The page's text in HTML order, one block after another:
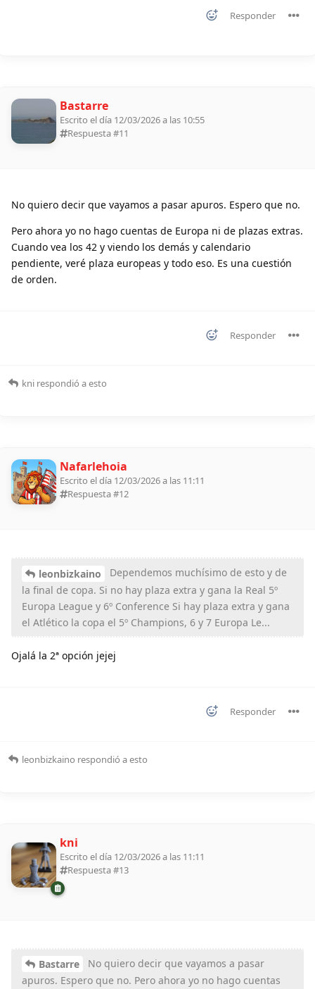
Responder
Bastarre
Escrito el día 12/03/2026 a las 10:55
Respuesta #11
No quiero decir que vayamos a pasar apuros. Espero que no.
Pero ahora yo no hago cuentas de Europa ni de plazas extras.
Cuando vea los 42 y viendo los demás y calendario
pendiente, veré plaza europeas y todo eso. Es una cuestión
de orden.
Responder
kni respondió a esto
Nafarlehoia
Escrito el día 12/03/2026 a las 11:11
Respuesta #12
leonbizkaino
Dependemos muchísimo de esto y de
la final de copa. Si no hay plaza extra y gana la Real 5º
Europa League y 6º Conference Si hay plaza extra y gana
el Atlético la copa el 5º Champions, 6 y 7 Europa Le...
Ojalá la 2ª opción jejej
Responder
leonbizkaino respondió a esto
kni
Escrito el día 12/03/2026 a las 11:11
Respuesta #13
Bastarre
No quiero decir que vayamos a pasar
apuros. Espero que no. Pero ahora yo no hago cuentas